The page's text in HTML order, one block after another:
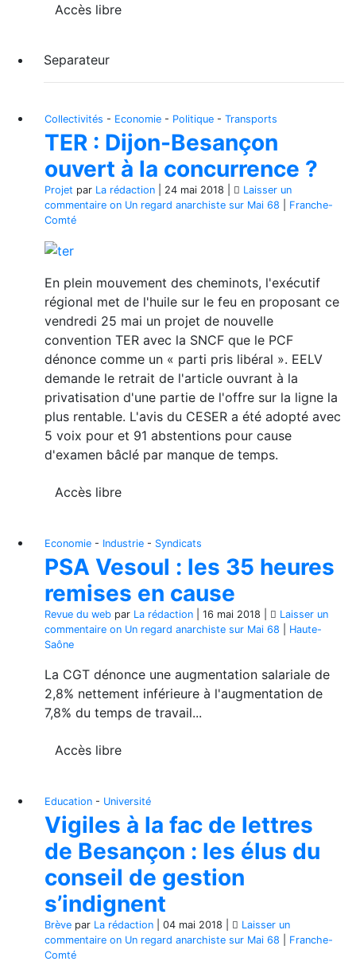
Accès libre
Separateur
Collectivités - Economie - Politique - Transports
TER : Dijon-Besançon
ouvert à la concurrence ?
Projet par La rédaction 24 mai 2018
Laisser un
commentaire on Un regard anarchiste sur Mai 68
Franche-
Comté
En plein mouvement des cheminots, l'exécutif
régional met de l'huile sur le feu en proposant ce
vendredi 25 mai un projet de nouvelle
convention TER avec la SNCF que le PCF
dénonce comme un « parti pris libéral ». EELV
demande le retrait de l'article ouvrant à la
privatisation d'une partie de l'offre sur la ligne la
plus rentable. L'avis du CESER a été adopté avec
5 voix pour et 91 abstentions pour cause
d'examen bâclé par manque de temps.
Accès libre
Economie - Industrie - Syndicats
PSA Vesoul : les 35 heures
remises en cause
Revue du web par La rédaction 16 mai 2018
Laisser un
commentaire on Un regard anarchiste sur Mai 68
Haute-
Saône
La CGT dénonce une augmentation salariale de
2,8% nettement inférieure à l'augmentation de
7,8% du temps de travail...
Accès libre
Education - Université
Vigiles à la fac de lettres
de Besançon : les élus du
conseil de gestion
s’indignent
Brève par La rédaction 04 mai 2018
Laisser un
commentaire on Un regard anarchiste sur Mai 68
Franche-
Comté